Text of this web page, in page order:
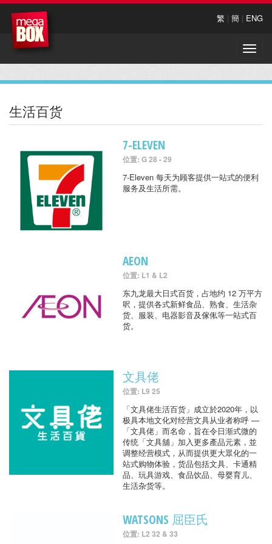
繁 | 簡 | ENG
Toggle
生活百货
7-ELEVEN
位置: G 28 - 29
7-Eleven 每天为顾客提供一站式的便利
服务及生活所需。
AEON
位置: L1 & L2
东九龙最大日式百货，占地约 12 万平方
呎，提供各式新鲜食品、熟食、生活杂
货、服装、电器影音及傢俬等一站式百
货。
文具佬
位置: L9 25
「文具佬生活百货」成立於2020年，以
极具本地文化对经营文具从业者称呼 —
「文具佬」而名命，旨在令日渐式微的
传统「文具舖」加入更多產品元素，並
调整经营模式，从而提供更大眾化的一
站式购物体验，货品包括文具、卡通精
品、玩具游戏、食品饮品、母婴育儿、
生活杂货等。
WATSONS 屈臣氏
位置: L2 32 & 33